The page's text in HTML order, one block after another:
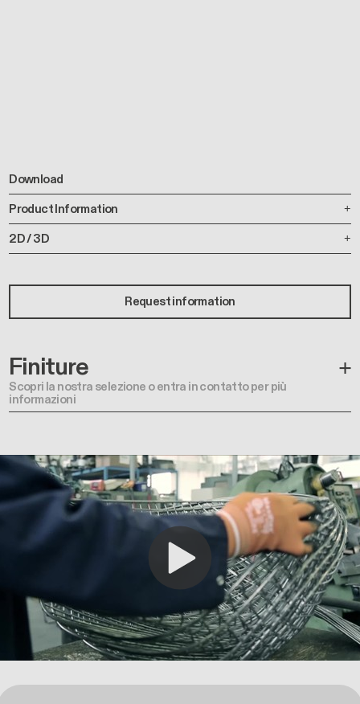
Download
Product Information
2D / 3D
Request information
Finiture
Scopri la nostra selezione o entra in contatto per più
informazioni